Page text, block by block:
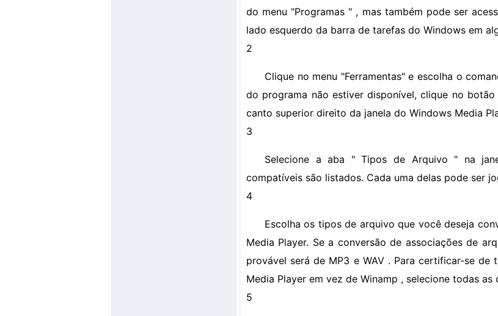
do menu "Programas " , mas também pode ser
lado esquerdo da barra de tarefas do Windows em
2
Clique no menu "Ferramentas" e escolha o
do programa não estiver disponível, clique no
canto superior direito da janela do Windows Media
3
Selecione a aba " Tipos de Arquivo " na
compatíveis são listados. Cada uma delas pode ser
4
Escolha os tipos de arquivo que você deseja
Media Player. Se a conversão de associações de
provável será de MP3 e WAV . Para certificar-se
Media Player em vez de Winamp , selecione todas as
5